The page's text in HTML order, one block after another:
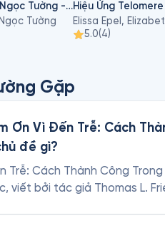
Hoàng Phủ Ngọc Tường - Tập 1
Tường
Hiệu Ứng Telomere
5.0(4)
Gặp
Ơn Vì Đến Trễ: Cách
đề gì?
Trễ: Cách Thành Công
viết bởi tác giả Thomas L.